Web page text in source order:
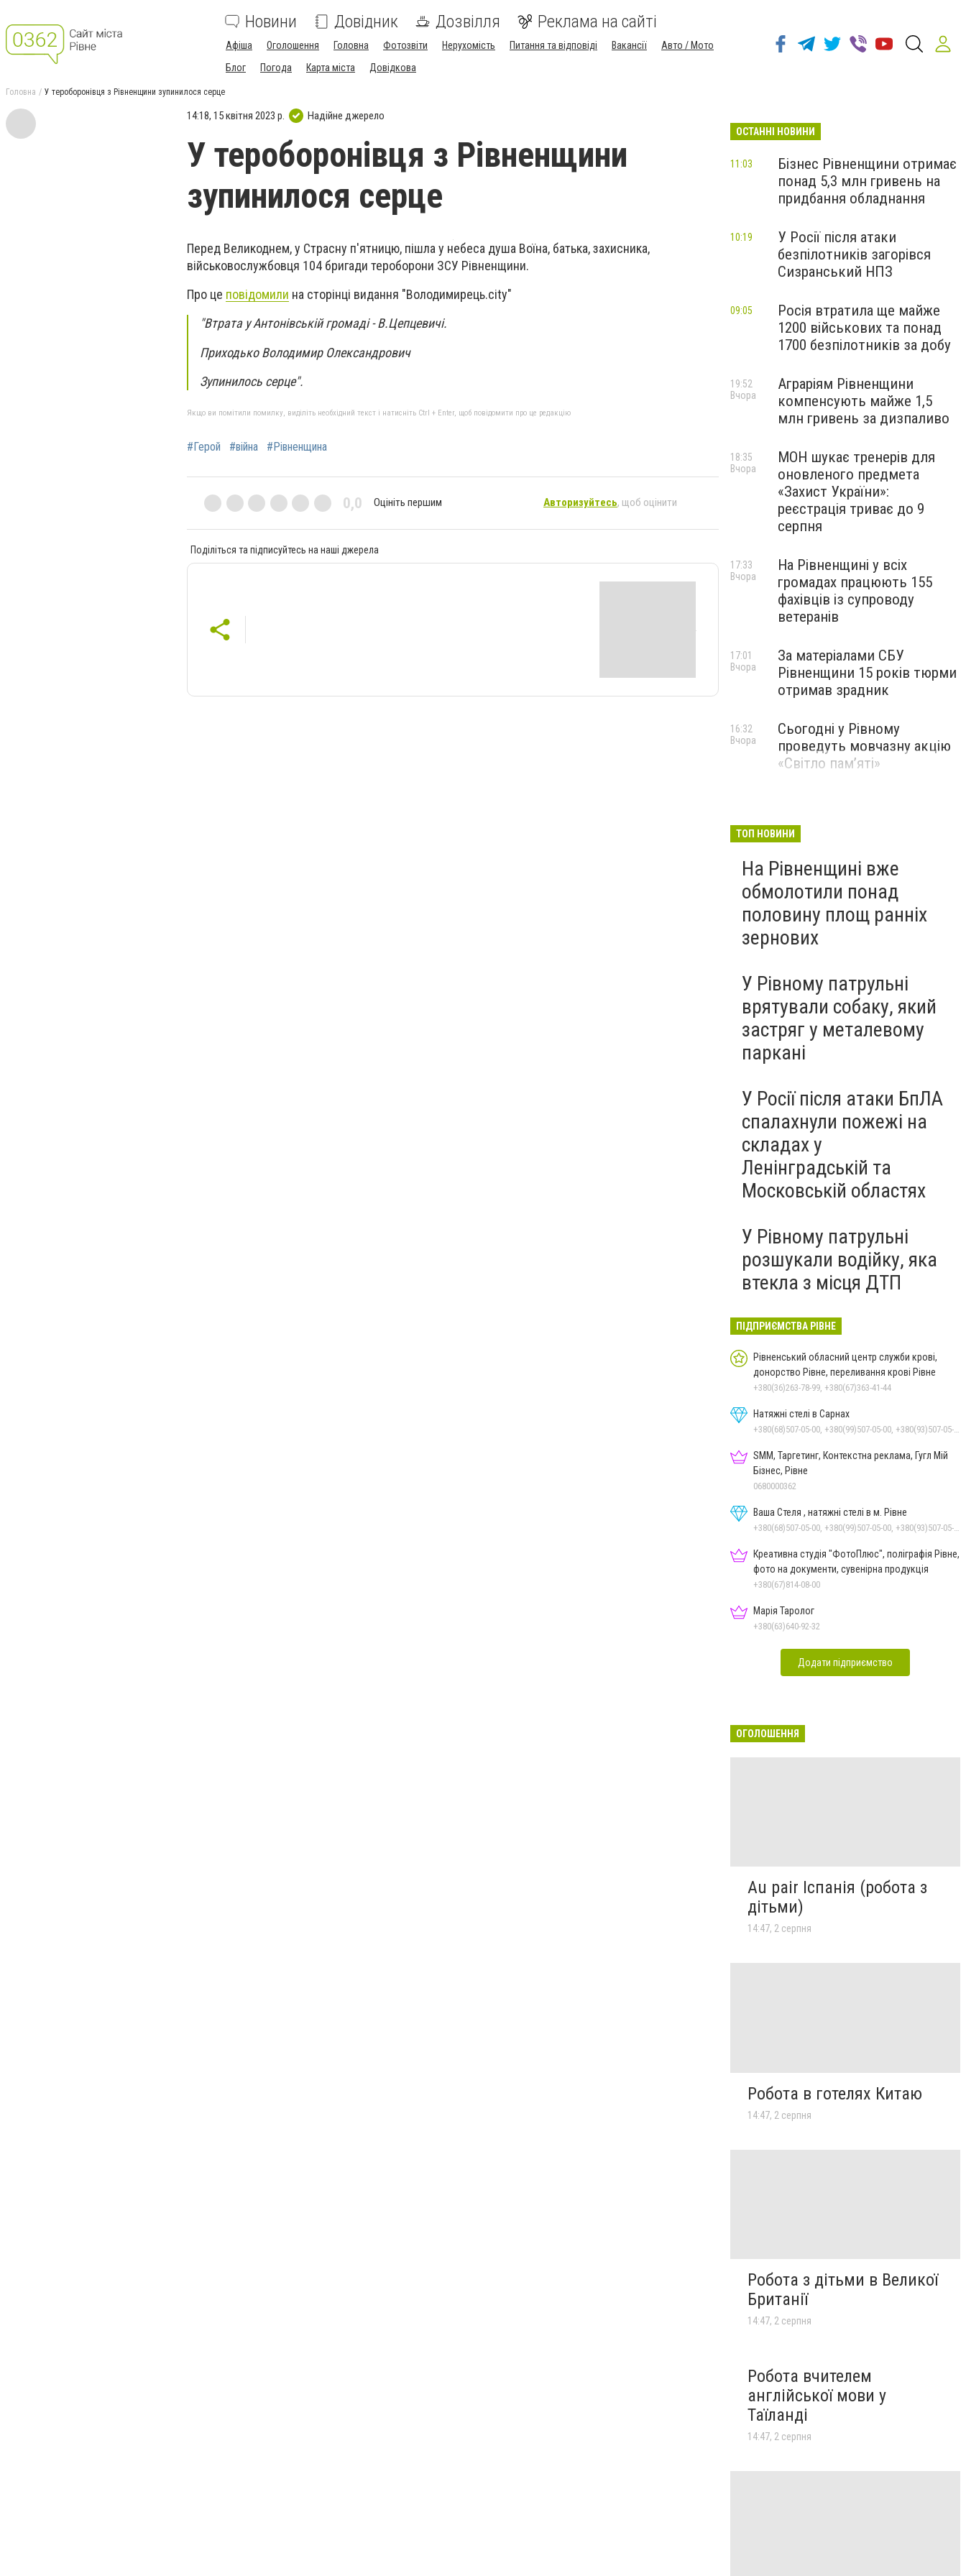
Новини Довідник Дозвілля Реклама на сайті
Афіша Оголошення Головна Фотозвіти Нерухомість Питання та відповіді Вакансії
Авто / Мото
Блог
Погода Карта міста Довідкова
Головна У тероборонівця з Рівненщини зупинилося серце
14:18, 15 квітня 2023 р. Надійне джерело
У тероборонівця з Рівненщини
зупинилося серце
Перед Великоднем, у Страсну п'ятницю, пішла у небеса душа Воїна, батька, захисника,
військовослужбовця 104 бригади тероборони ЗСУ Рівненщини.
Про це повідомили на сторінці видання "Володимирець.сіty"
"Втрата у Антонівській громаді - В.Цепцевичі.
Приходько Володимир Олександрович
Зупинилось серце".
Якщо ви помітили помилку, виділіть необхідний текст і натисніть Ctrl + Enter, щоб повідомити про це редакцію
#Герой #війна #Рівненщина
0,0 Оцініть першим Авторизуйтесь, щоб оцінити
Поділіться та підписуйтесь на наші джерела
ОСТАННІ НОВИНИ
Бізнес Рівненщини отримає
понад 5,3 млн гривень на
придбання обладнання
11:03
У Росії після атаки
безпілотників загорівся
Сизранський НПЗ
10:19
Росія втратила ще майже
1200 військових та понад
1700 безпілотників за добу
09:05
Аграріям Рівненщини
компенсують майже 1,5
млн гривень за дизпаливо
19:52
Вчора
МОН шукає тренерів для
оновленого предмета
«Захист України»:
реєстрація триває до 9
серпня
18:35
Вчора
На Рівненщині у всіх
громадах працюють 155
фахівців із супроводу
ветеранів
17:33
Вчора
За матеріалами СБУ
Рівненщини 15 років тюрми
отримав зрадник
17:01
Вчора
Сьогодні у Рівному
проведуть мовчазну акцію
«Світло пам’яті»
16:32
Вчора
ТОП НОВИНИ
На Рівненщині вже
обмолотили понад
половину площ ранніх
зернових
У Рівному патрульні
врятували собаку, який
застряг у металевому
паркані
У Росії після атаки БпЛА
спалахнули пожежі на
складах у
Ленінградській та
Московській областях
У Рівному патрульні
розшукали водійку, яка
втекла з місця ДТП
ПІДПРИЄМСТВА РІВНЕ
Рівненський обласний центр служби крові,
донорство Рівне, переливання крові Рівне
+380(36)263-78-99, +380(67)363-41-44
Натяжні стелі в Сарнах
+380(68)507-05-00, +380(99)507-05-00, +380(93)507-05-00
SMM, Таргетинг, Контекстна реклама, Гугл Мій
Бізнес, Рівне
0680000362
Ваша Стеля , натяжні стелі в м. Рівне
+380(68)507-05-00, +380(99)507-05-00, +380(93)507-05-00
Креативна студія "ФотоПлюс", поліграфія Рівне,
фото на документи, сувенірна продукція
+380(67)814-08-00
Марія Таролог
+380(63)640-92-32
Додати підприємство
ОГОЛОШЕННЯ
Au pair Іспанія (робота з
дітьми)
14:47, 2 серпня
Робота в готелях Китаю
14:47, 2 серпня
Робота з дітьми в Великої
Британії
14:47, 2 серпня
Робота вчителем
англійської мови у
Таїланді
14:47, 2 серпня